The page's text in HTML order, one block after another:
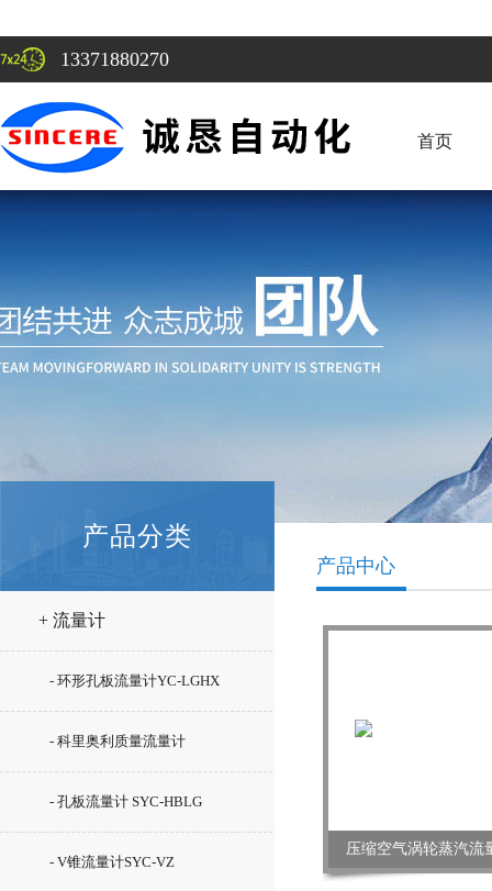
13371880270
首页
产品分类
+ 流量计
- 环形孔板流量计YC-LGHX
- 科里奥利质量流量计
ROTAMASS
- 孔板流量计 SYC-HBLG
- V锥流量计SYC-VZ
产品中心
压缩空气涡轮蒸汽流